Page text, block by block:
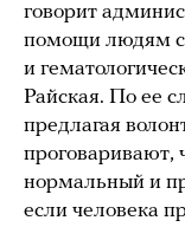
говорит
помощи людям с
и
Райская. По ее
предлагая
проговаривают,
нормальный и
если человека